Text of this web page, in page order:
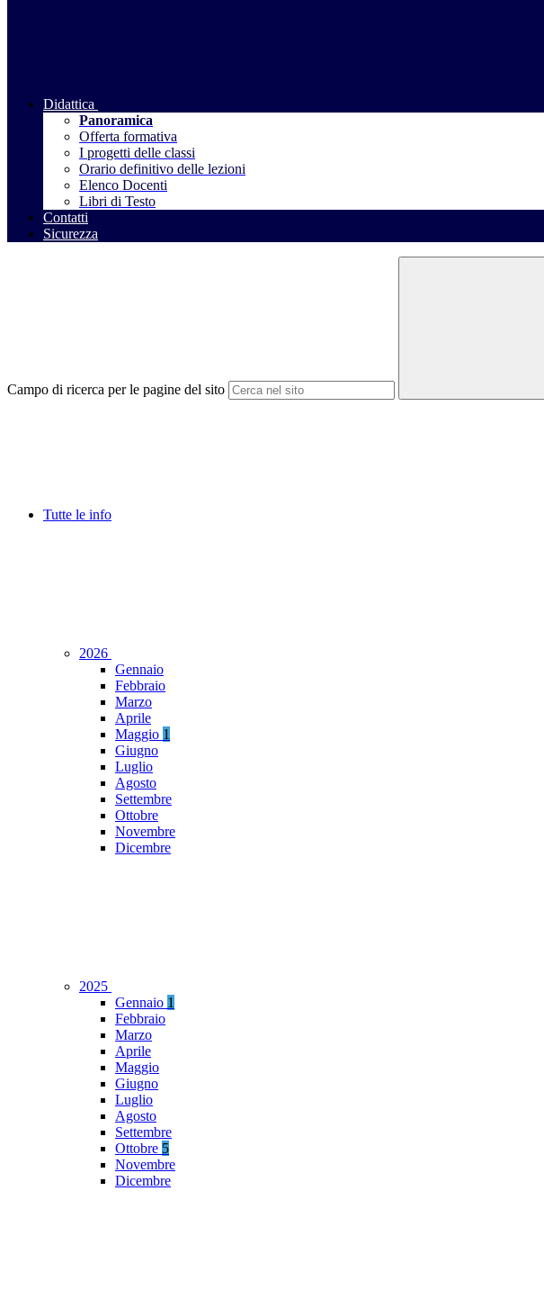
Didattica
Panoramica
Offerta formativa
I progetti delle classi
Orario definitivo delle lezioni
Elenco Docenti
Libri di Testo
Contatti
Sicurezza
Campo di ricerca per le pagine del sito
Tutte le info
2026
Gennaio
Febbraio
Marzo
Aprile
Maggio 1
Giugno
Luglio
Agosto
Settembre
Ottobre
Novembre
Dicembre
2025
Gennaio 1
Febbraio
Marzo
Aprile
Maggio
Giugno
Luglio
Agosto
Settembre
Ottobre 5
Novembre
Dicembre